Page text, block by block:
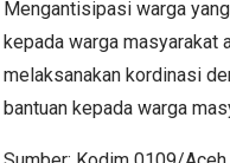
Mengantisipasi warga
kepada warga masyarakat
melaksanakan kordinasi
bantuan kepada warga